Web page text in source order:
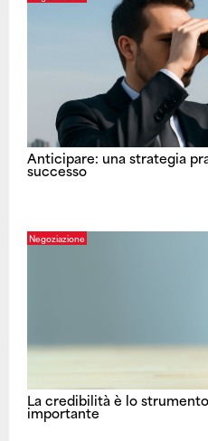
Anticipare: una strategia
successo
Negoziazione
La credibilità è lo
importante